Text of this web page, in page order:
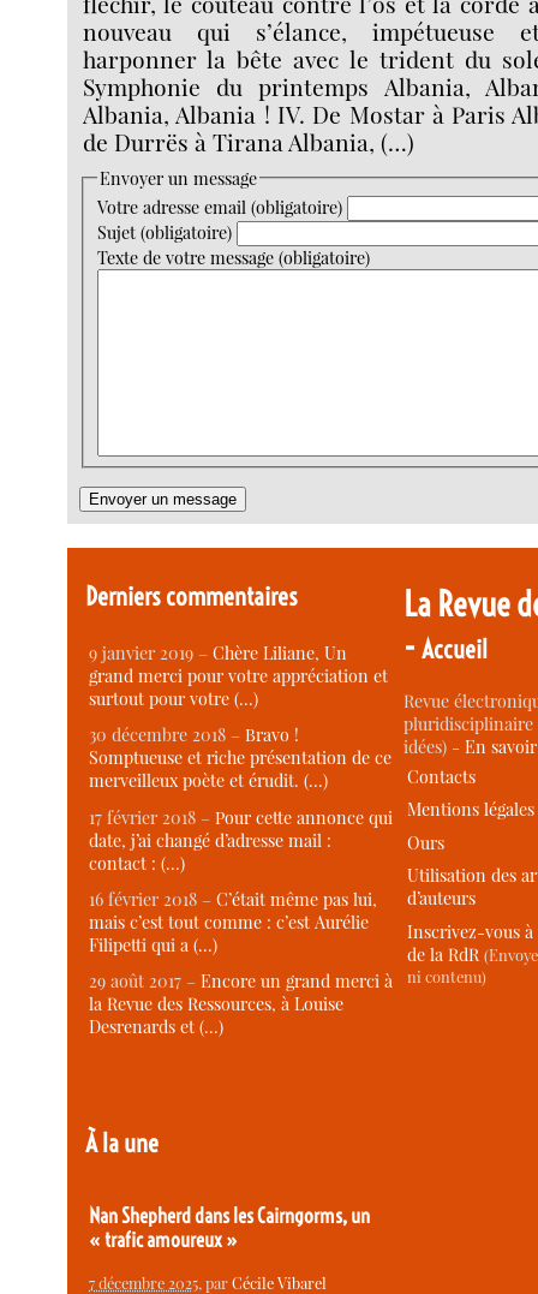
nouveau qui s’élance, impétueuse
harponner la bête avec le trident du
Symphonie du printemps Albania,
Albania, Albania ! IV. De Mostar à Paris
de Durrës à Tirana Albania, (…)
Envoyer un message
Votre adresse email (obligatoire)
Sujet (obligatoire)
Texte de votre message (obligatoire)
Derniers commentaires
9 janvier 2019 –Chère Liliane, Un
grand merci pour votre appréciation et
surtout pour votre (…)
30 décembre 2018 –Bravo !
Somptueuse et riche présentation de ce
merveilleux poète et érudit. (…)
17 février 2018 –Pour cette annonce qui
date, j’ai changé d’adresse mail :
contact : (…)
16 février 2018 –C’était même pas lui,
mais c’est tout comme : c’est Aurélie
Filipetti qui a (…)
29 août 2017 –Encore un grand merci à
la Revue des Ressources, à Louise
Desrenards et (…)
À la une
Nan Shepherd dans les Cairngorms, un
« trafic amoureux »
7 décembre 2025, parCécile Vibarel
La Revue
-Accueil
Revue
idées) -En
Contacts
Mentions légales
Ours
Utilisation des
d’auteurs
Inscrivez-vous
de la RdR
ni contenu)